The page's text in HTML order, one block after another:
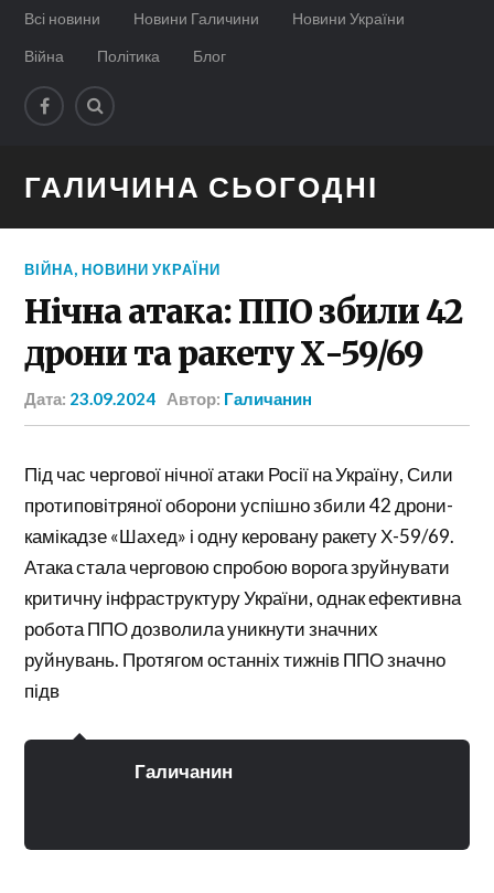
Всі новини Новини Галичини
Новини України
Війна
Політика Блог
ГАЛИЧИНА СЬОГОДНІ
ВІЙНА,НОВИНИ УКРАЇНИ
Нічна атака: ППО збили 42
дрони та ракету Х-59/69
Дата: 23.09.2024 Автор: Галичанин
Під час чергової нічної атаки Росії на Україну, Сили
протиповітряної оборони успішно збили 42 дрони-
камікадзе «Шахед» і одну керовану ракету Х-59/69.
Атака стала черговою спробою ворога зруйнувати
критичну інфраструктуру України, однак ефективна
робота ППО дозволила уникнути значних
руйнувань. Протягом останніх тижнів ППО значно
підв
Галичанин